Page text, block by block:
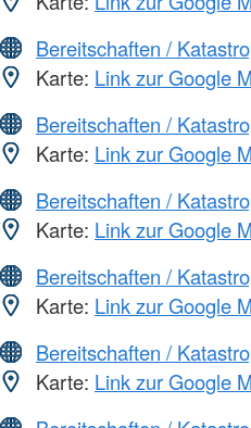
Bereitschaften /
Karte: Link zur Google
Bereitschaften /
Karte: Link zur Google
Bereitschaften /
Karte: Link zur Google
Bereitschaften /
Karte: Link zur Google
Bereitschaften /
Karte: Link zur Google